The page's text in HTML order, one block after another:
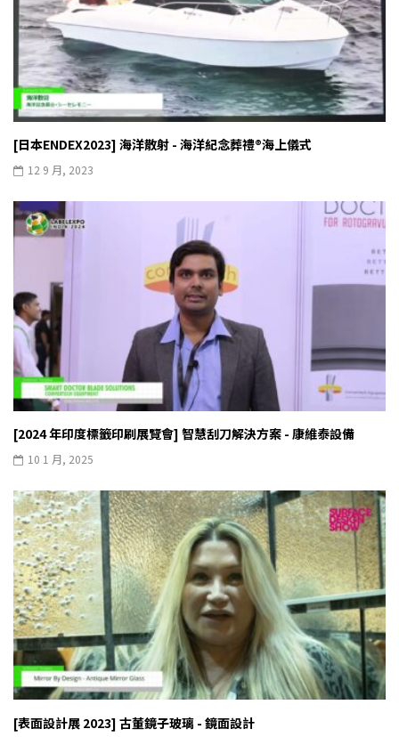
[日本ENDEX2023] 海洋散射 - 海洋紀念葬禮®︎海上儀式
12 9 月, 2023
[2024 年印度標籤印刷展覽會] 智慧刮刀解決方案 - 康維泰設備
10 1 月, 2025
[表面設計展 2023] 古董鏡子玻璃 - 鏡面設計